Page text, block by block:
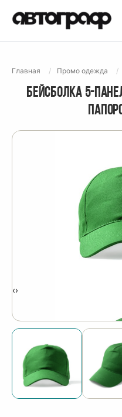
Главная Промо одежда
БЕЙСБОЛКА 5-
‹›